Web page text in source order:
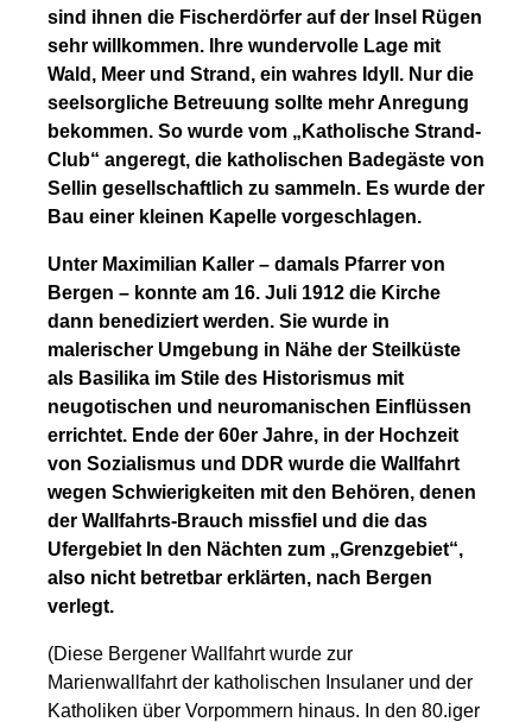
sind ihnen die Fischerdörfer auf der Insel Rügen
sehr willkommen. Ihre wundervolle Lage mit
Wald, Meer und Strand, ein wahres Idyll. Nur die
seelsorgliche Betreuung sollte mehr Anregung
bekommen. So wurde vom „Katholische Strand-
Club“ angeregt, die katholischen Badegäste von
Sellin gesellschaftlich zu sammeln. Es wurde der
Bau einer kleinen Kapelle vorgeschlagen.
Unter Maximilian Kaller – damals Pfarrer von
Bergen – konnte am 16. Juli 1912 die Kirche
dann benediziert werden. Sie wurde in
malerischer Umgebung in Nähe der Steilküste
als Basilika im Stile des Historismus mit
neugotischen und neuromanischen Einflüssen
errichtet. Ende der 60er Jahre, in der Hochzeit
von Sozialismus und DDR wurde die Wallfahrt
wegen Schwierigkeiten mit den Behören, denen
der Wallfahrts-Brauch missfiel und die das
Ufergebiet In den Nächten zum „Grenzgebiet“,
also nicht betretbar erklärten, nach Bergen
verlegt.
(Diese Bergener Wallfahrt wurde zur
Marienwallfahrt der katholischen Insulaner und der
Katholiken über Vorpommern hinaus. In den 80.iger